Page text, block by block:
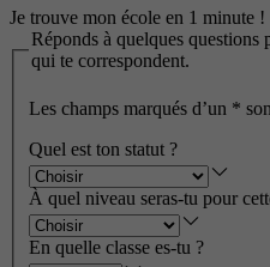
Je trouve mon école en 1 minute !
Réponds à quelques
qui te correspondent.
Les champs marqués d’un *
Quel est ton statut ?
À quel niveau seras-tu pour
En quelle classe es-tu ?